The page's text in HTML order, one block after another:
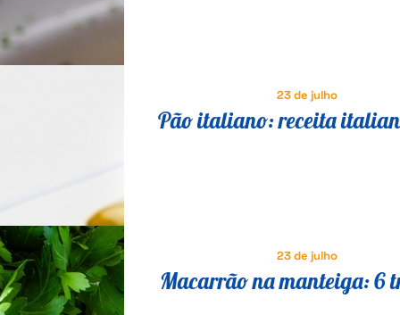
23 de julho
Pão italiano: receita
23 de julho
Macarrão na manteiga: 6